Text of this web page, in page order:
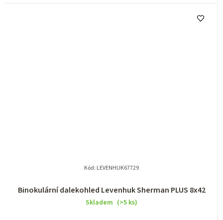
Binokulární dalekohled Levenhuk Sherman PLUS 8x42
Skladem (>5 ks)
Kód: LEVENHUK67729